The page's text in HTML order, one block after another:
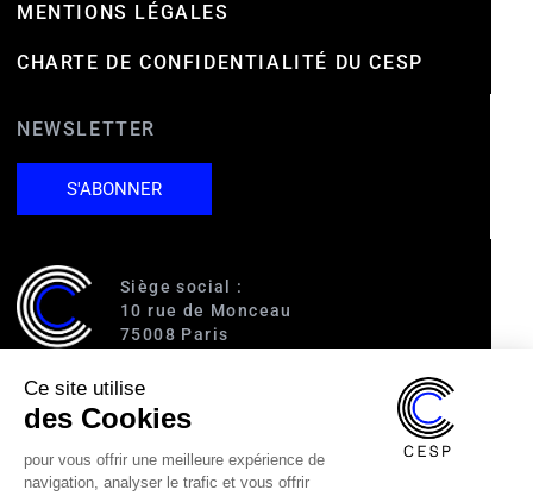
MENTIONS LÉGALES
CHARTE DE CONFIDENTIALITÉ DU CESP
NEWSLETTER
S'ABONNER
Siège social :
10 rue de Monceau
75008 Paris
Accès :
RER A (Charles de Gaulle-Étoile)
Ligne 1 (George V)
Ligne 2 (Courcelles)
Ce site utilise
des Cookies
pour vous offrir une meilleure expérience de
navigation, analyser le trafic et vous offrir